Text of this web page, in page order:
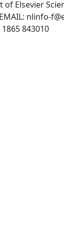
of Elsevier
nlinfo-